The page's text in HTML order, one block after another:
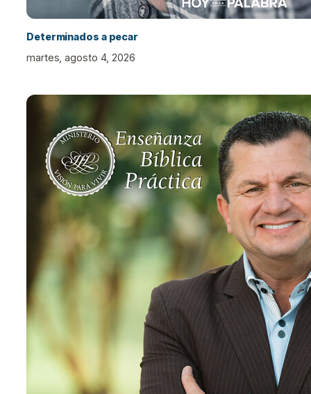
Determinados a pecar
martes, agosto 4, 2026